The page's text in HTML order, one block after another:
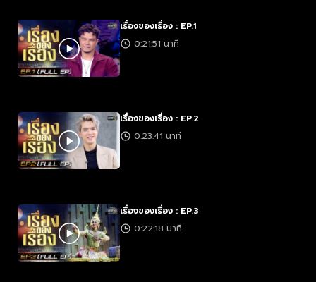
เรื่องของเรื่อง : EP.1
0:21:51 นาที
เรื่องของเรื่อง : EP.2
0:23:41 นาที
เรื่องของเรื่อง : EP.3
0:22:18 นาที